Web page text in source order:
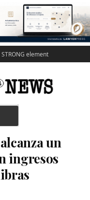
STRONG element
un
ingresos